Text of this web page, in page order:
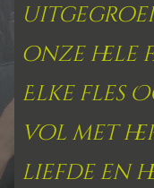
onze hele
Elke fles
vol met
liefde en